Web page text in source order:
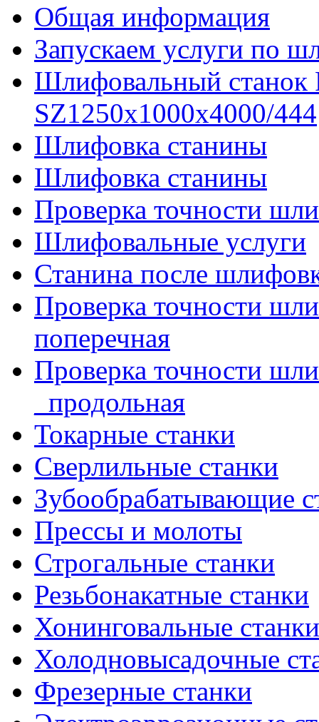
Общая информация
Запускаем услуги по
Шлифовальный
SZ1250x1000x4000/444
Шлифовка станины
Шлифовка станины
Проверка точности
Шлифовальные услуги
Станина после
Проверка точности
поперечная
Проверка точности
_продольная
Токарные станки
Сверлильные станки
Зубообрабатывающие
Прессы и молоты
Строгальные станки
Резьбонакатные станки
Хонинговальные станки
Холодновысадочные
Фрезерные станки